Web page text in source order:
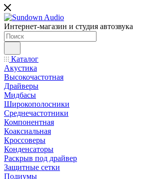
Интернет-магазин и студия автозвука
Каталог
Акустика
Высокочастотная
Драйверы
Мидбасы
Широкополосники
Среднечастотники
Компонентная
Коаксиальная
Кроссоверы
Конденсаторы
Раскрыв под драйвер
Защитные сетки
Подиумы